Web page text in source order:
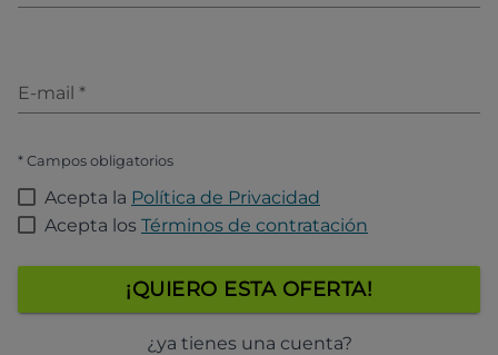
E-mail *
* Campos obligatorios
Acepta la Política de Privacidad
Acepta los Términos de contratación
¡QUIERO ESTA OFERTA!
¿ya tienes una cuenta?